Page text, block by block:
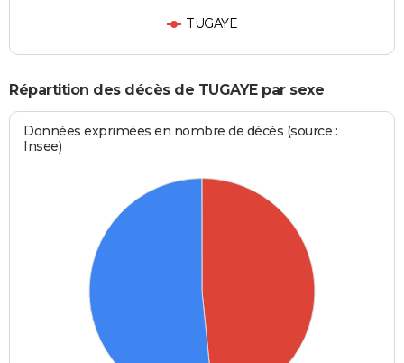
TUGAYE
Répartition des décès de TUGAYE par sexe
Données exprimées en nombre de décès (source :
Insee)